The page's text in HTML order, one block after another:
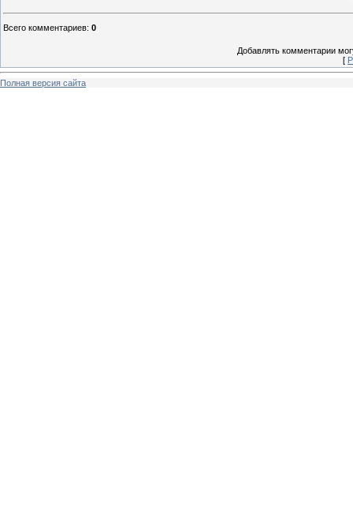
Всего комментариев: 0
Добавлять комментарии
[
Полная версия сайта